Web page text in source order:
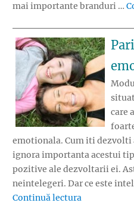
mai importante branduri …
care
emotionala. Cum iti dezvolti
ignora importanta acestui
pozitive ale dezvoltarii ei.
neintelegeri. Dar ce este
Continuă lectura